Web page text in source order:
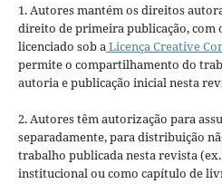
1. Autores mantém os direitos
direito de primeira publicação, com
licenciado sob aLicença Creative
permite o compartilhamento do
autoria e publicação inicial nesta
2. Autores têm autorização para
separadamente, para distribuição
trabalho publicada nesta revista
institucional ou como capítulo de